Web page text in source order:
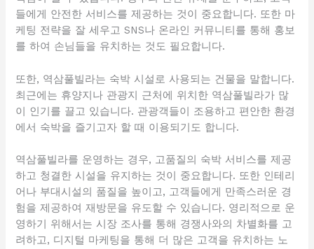
들에게 안전한 서비스를 제공하는 것이 중요합니다. 또한 마
케팅 전략을 잘 세우고 SNS나 온라인 커뮤니티를 통해 홍보
를 하여 손님들을 유치하는 것도 필요합니다.
또한, 역삼풀빌라는 숙박 시설로 사용되는 건물을 말합니다.
최근에는 휴양지나 관광지 근처에 위치한 역삼풀빌라가 많
이 인기를 끌고 있습니다. 관광객들이 조용하고 편안한 환경
에서 숙박을 즐기고자 할 때 이용되기도 합니다.
역삼풀빌라를 운영하는 경우, 고품질의 숙박 서비스를 제공
하고 청결한 시설을 유지하는 것이 중요합니다. 또한 인테리
어나 부대시설의 품질을 높이고, 고객들에게 만족스러운 경
험을 제공하여 재방문을 유도할 수 있습니다. 영리적으로 운
영하기 위해서는 시장 조사를 통해 경쟁사와의 차별화를 고
려하고, 디지털 마케팅을 통해 더 많은 고객을 유치하는 노